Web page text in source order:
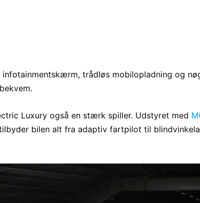
infotainmentskærm, trådløs mobilopladning og
Luxury også en stærk spiller. Udstyret med
bilen alt fra adaptiv fartpilot til